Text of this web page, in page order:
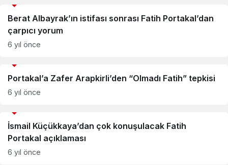
Berat Albayrak’ın istifası sonrası Fatih Portakal’dan
çarpıcı yorum
6 yıl önce
Portakal’a Zafer Arapkirli’den “Olmadı Fatih” tepkisi
6 yıl önce
İsmail Küçükkaya’dan çok konuşulacak Fatih
Portakal açıklaması
6 yıl önce